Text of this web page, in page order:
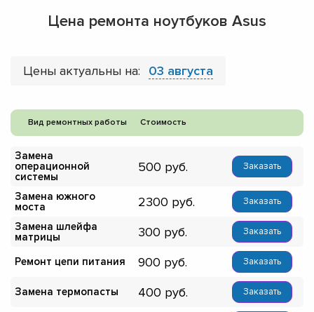
Цена ремонта ноутбуков Asus
Цены актуальны на: 03 августа
Вид ремонтных работы Стоимость
Замена
операционной
системы
500 Заказать
Замена южного
моста
2300 Заказать
Замена шлейфа
матрицы
300 Заказать
Ремонт цепи питания 900 Заказать
Замена термопасты 400 Заказать